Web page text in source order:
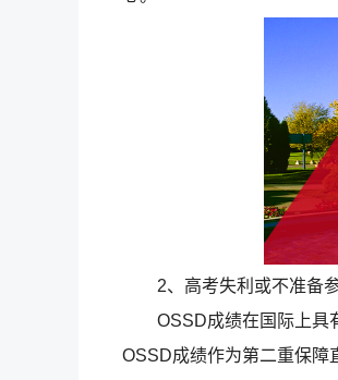
2、高考失利或不准备参
OSSD成绩在国际上具有
OSSD成绩作为第二重保障